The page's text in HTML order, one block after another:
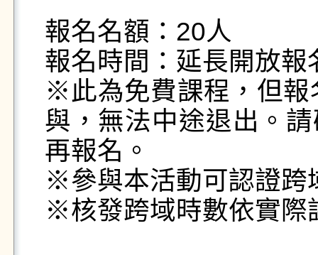
報名名額：20人
報名時間：延長開放
※此為免費課程，但報
與，無法中途退出。
再報名。
※參與本活動可認證跨
※核發跨域時數依實際